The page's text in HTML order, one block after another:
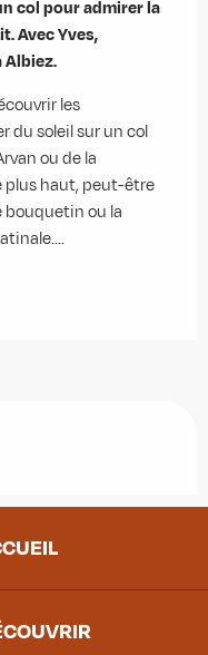
col pour admirer la
Avec Yves,
Albiez.
les
du soleil sur un col
ou de la
plus haut, peut-être
bouquetin ou la